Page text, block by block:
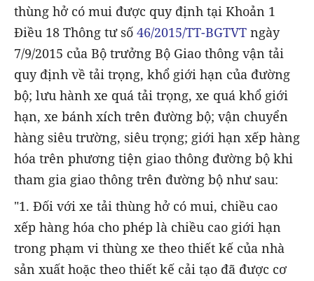
thùng hở có mui được quy định tại Khoản 1
Điều 18 Thông tư số 46/2015/TT-BGTVT ngày
7/9/2015 của Bộ trưởng Bộ Giao thông vận tải
quy định về tải trọng, khổ giới hạn của đường
bộ; lưu hành xe quá tải trọng, xe quá khổ giới
hạn, xe bánh xích trên đường bộ; vận chuyển
hàng siêu trường, siêu trọng; giới hạn xếp hàng
hóa trên phương tiện giao thông đường bộ khi
tham gia giao thông trên đường bộ như sau:
"1. Đối với xe tải thùng hở có mui, chiều cao
xếp hàng hóa cho phép là chiều cao giới hạn
trong phạm vi thùng xe theo thiết kế của nhà
sản xuất hoặc theo thiết kế cải tạo đã được cơ